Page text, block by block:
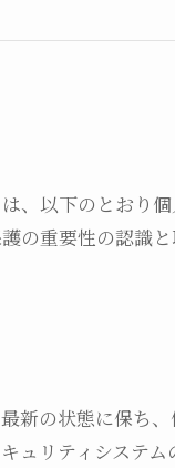
、以下のとおり
の重要性の認識
新の状態に保ち
ュリティシステ